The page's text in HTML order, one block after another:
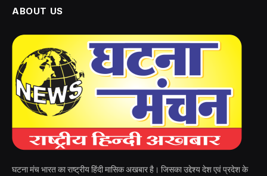
ABOUT US
घटना मंच भारत का राष्ट्रीय हिंदी मासिक अखबार है। जिसका उद्देश्य देश एवं प्रदेश के